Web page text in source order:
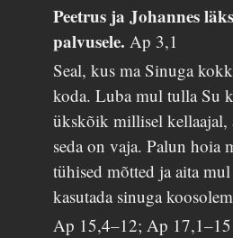
Peetrus ja Johannes
palvusele.Ap 3,1
Seal, kus ma Sinuga
koda. Luba mul tulla Su
ükskõik millisel kellaajal,
seda on vaja. Palun hoia
tühised mõtted ja aita mul
kasutada sinuga
Ap 15,4–12; Ap 17,1–15